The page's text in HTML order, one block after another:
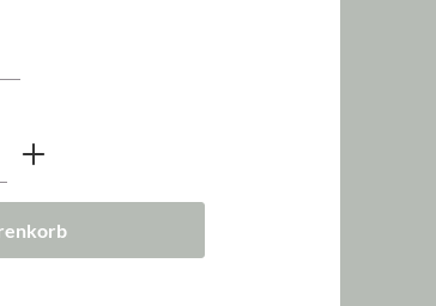
den gewünschten Wert ein